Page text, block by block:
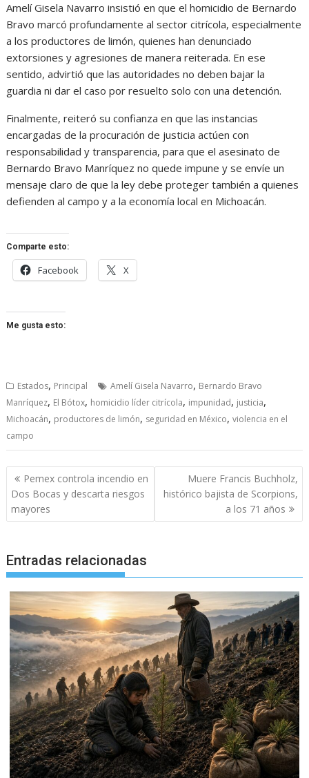
Amelí Gisela Navarro insistió en que el homicidio de Bernardo
Bravo marcó profundamente al sector citrícola, especialmente
a los productores de limón, quienes han denunciado
extorsiones y agresiones de manera reiterada. En ese
sentido, advirtió que las autoridades no deben bajar la
guardia ni dar el caso por resuelto solo con una detención.
Finalmente, reiteró su confianza en que las instancias
encargadas de la procuración de justicia actúen con
responsabilidad y transparencia, para que el asesinato de
Bernardo Bravo Manríquez no quede impune y se envíe un
mensaje claro de que la ley debe proteger también a quienes
defienden al campo y a la economía local en Michoacán.
Comparte esto:
Facebook X
Me gusta esto:
Estados, Principal Amelí Gisela Navarro, Bernardo Bravo
Manríquez, El Bótox, homicidio líder citrícola, impunidad, justicia,
Michoacán, productores de limón, seguridad en México,violencia en el
campo
Navegación
de
entradas
Pemex controla incendio en
Dos Bocas y descarta riesgos
mayores
Muere Francis Buchholz,
histórico bajista de Scorpions,
a los 71 años
Entradas relacionadas